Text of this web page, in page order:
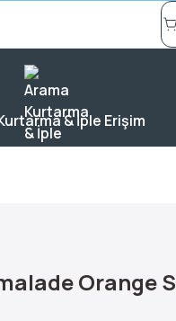
& İple Erişim
Orange